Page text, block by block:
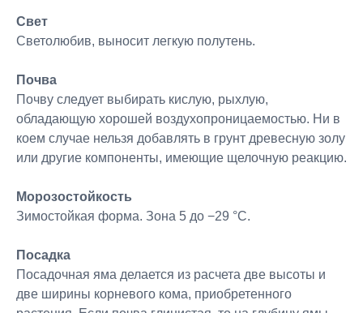
Свет
Светолюбив, выносит легкую полутень.
Почва
Почву следует выбирать кислую, рыхлую,
обладающую хорошей воздухопроницаемостью. Ни в
коем случае нельзя добавлять в грунт древесную золу
или другие компоненты, имеющие щелочную реакцию.
Морозостойкость
Зимостойкая форма. Зона 5 до −29 °C.
Посадка
Посадочная яма делается из расчета две высоты и
две ширины корневого кома, приобретенного